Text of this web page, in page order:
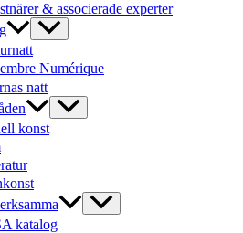
& associerade experter
Numérique
natt
konst
katalog